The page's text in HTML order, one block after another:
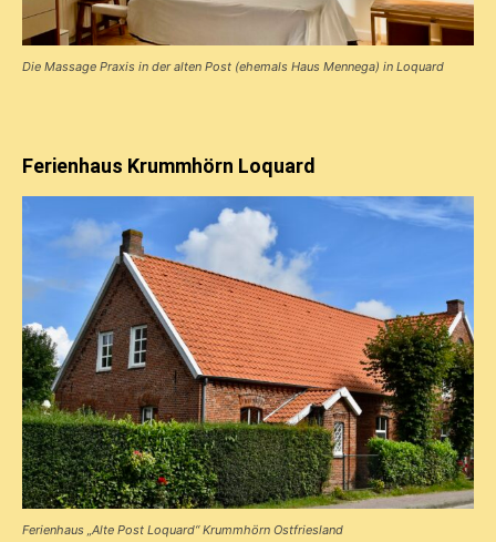
Die Massage Praxis in der alten Post (ehemals Haus Mennega) in Loquard
Ferienhaus Krummhörn Loquard
Ferienhaus „Alte Post Loquard“ Krummhörn Ostfriesland